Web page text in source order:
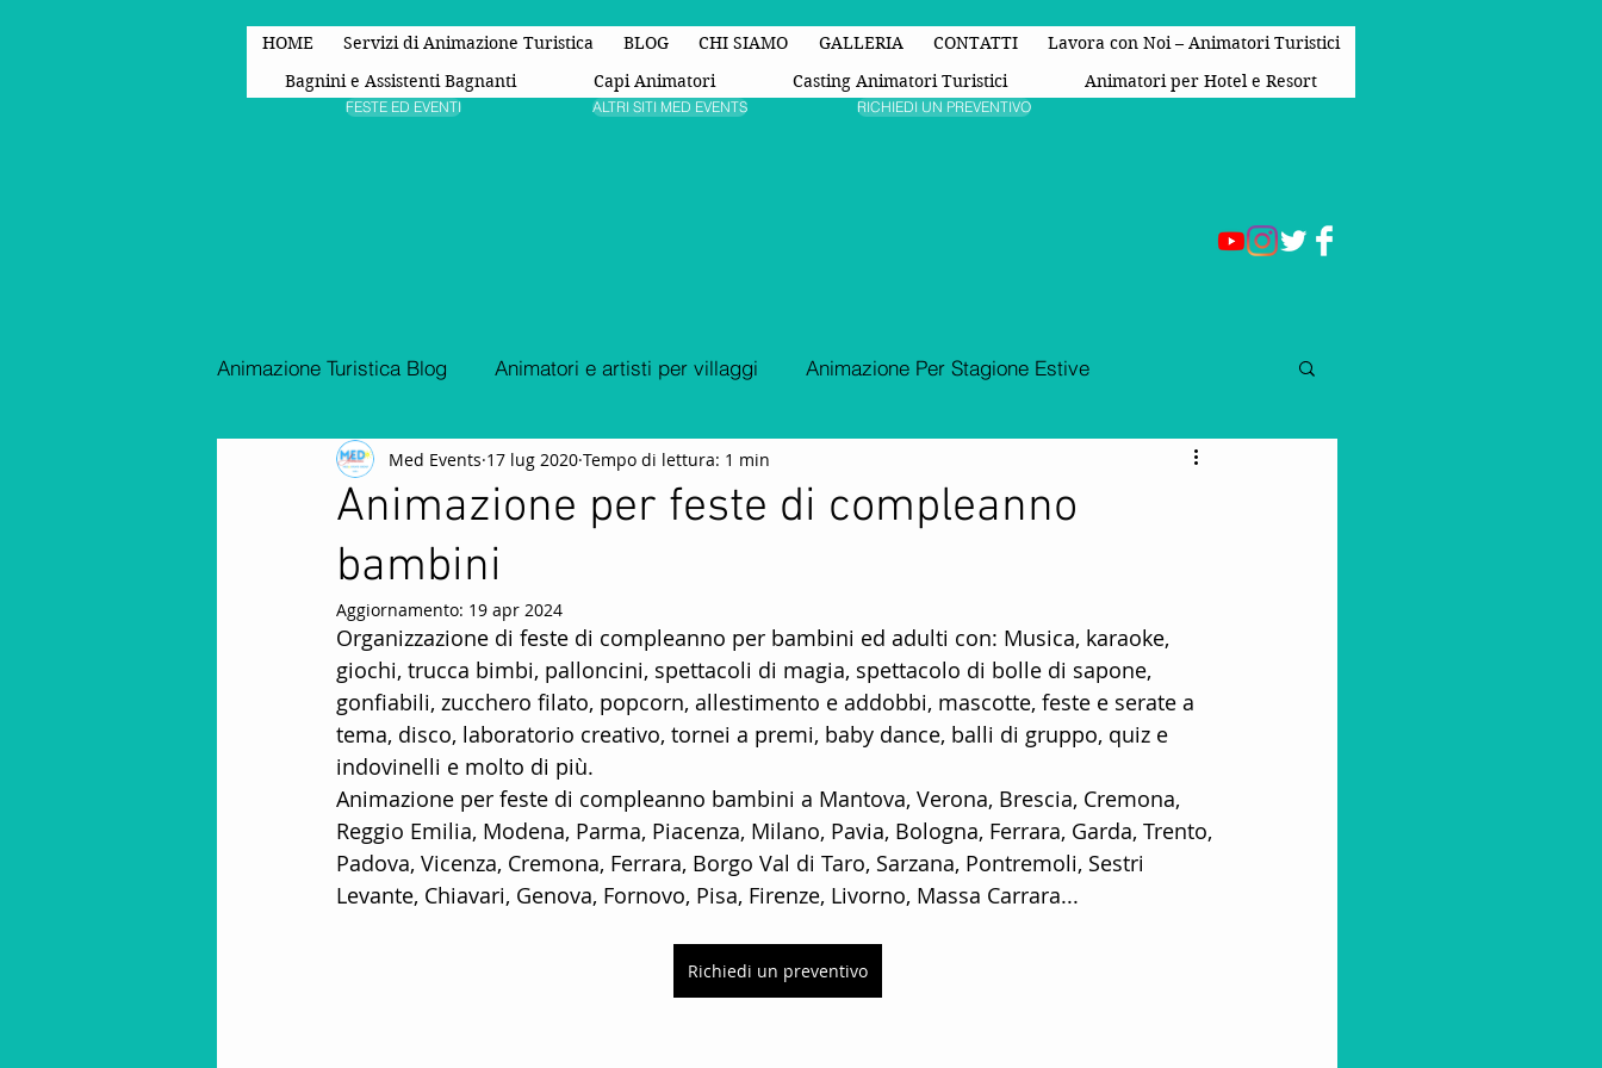
HOME Servizi di Animazione Turistica BLOG CHI SIAMO GALLERIA CONTATTI
Lavora con Noi – Animatori Turistici
Bagnini e Assistenti Bagnanti
Capi Animatori Casting Animatori Turistici Animatori per Hotel e Resort
FESTE ED EVENTI ALTRI SITI MED EVENTS RICHIEDI UN PREVENTIVO
Animazione Turistica Blog Animatori e artisti per villaggi Animazione Per Stagione Estive
Spettacoli di animazione Animazione Turistica organizzazione di eventi
Animatori Mini Club Intrattenimento Per Bambini
Animazione Stagione Invernale Animatori Per La Stagione Estiva Agenzia Di Animazione Turistica
spettacoli per bambini family hotels animazione per hotels Animatori kids club
Stagione Invernale In Montagna Offerte di lavoro stagione estiva Animazione Per Villaggi Vacanze
Staff di animatori turistici Animatori villaggi turistici
Animazione per feste di compleanno
bambini
Med Events 17 lug 2020 Tempo di lettura: 1 min
Aggiornamento: 19 apr 2024
Organizzazione di feste di compleanno per bambini ed adulti con: Musica, karaoke,
giochi, trucca bimbi, palloncini, spettacoli di magia, spettacolo di bolle di sapone,
gonfiabili, zucchero filato, popcorn, allestimento e addobbi, mascotte, feste e serate a
tema, disco, laboratorio creativo, tornei a premi, baby dance, balli di gruppo, quiz e
indovinelli e molto di più.
Animazione per feste di compleanno bambini a Mantova, Verona, Brescia, Cremona,
Reggio Emilia, Modena, Parma, Piacenza, Milano, Pavia, Bologna, Ferrara, Garda, Trento,
Padova, Vicenza, Cremona, Ferrara, Borgo Val di Taro, Sarzana, Pontremoli, Sestri
Levante, Chiavari, Genova, Fornovo, Pisa, Firenze, Livorno, Massa Carrara...
Richiedi un preventivo